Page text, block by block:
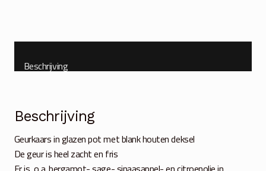
Beschrijving
Beschrijving
Geurkaars in glazen pot met blank houten deksel
De geur is heel zacht en fris